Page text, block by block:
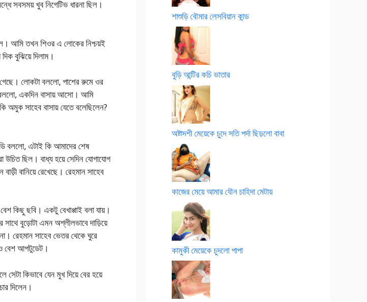
সবসময় খুব নিগেটিভ ধারনা ছিল।
আমি তখন শিওর এ লোকের নিশ্চয়ই
বুঝিয়ে দিলাম।
লোকটা বললো, পাশের রুমে ওর
বললো, একদিন বাসায় আসো। আমি
সাহেব বাসায় যেতে বলেছিলেন?
বললো, এটাই কি আমাদের শেষ
ছিল। বাধ্য হয়ে সেদিন যোগাযোগ
বানিয়ে রেখেছে। রেহমান সাহেব
কিছু ছবি। একটু বেখাপ্পাই বলা যায়।
বুড়োটা এমন অশ্লীলভাবে দাড়িয়ে
রেহমান সাহেব ভেতর থেকে ঘুরে
বেশ আপটুডেট।
কিভাবে যেন মুখ দিয়ে বের হয়ে
দিলেন।
শাশুড়ি বৌমার লেসবিয়ান কান্ড
বুড়ি আন্টির কচি ভাতার
অষ্টাদশী মেয়েকে চুদে সতি পর্দা ছিড়লো বাবা
কাজের মেয়ে আমার যৌন চাহিদা মেটায়
কামুকী মেয়েকে চুদলো পাপা